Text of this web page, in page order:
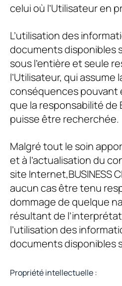
celui où l’Utilisateur en
L’utilisation des
documents disponibles
sous l’entière et seule
l’Utilisateur, qui assume
conséquences pouvant
que la responsabilité de
puisse être recherchée.
Malgré tout le soin
et à l’actualisation du
site Internet,BUSINESS
aucun cas être tenu
dommage de quelque
résultant de
l’utilisation des
documents disponibles
Propriété intellectuelle :